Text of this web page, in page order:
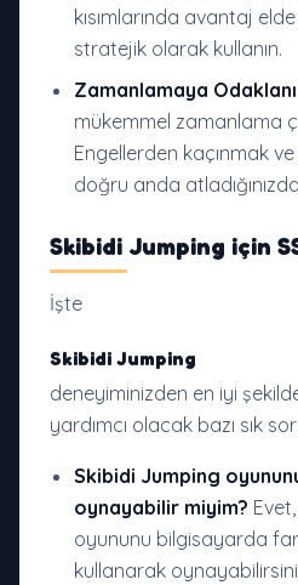
kısımlarında avantaj
stratejik olarak kullanın.
Zamanlamaya
mükemmel zamanlama
Engellerden kaçınmak
doğru anda
Skibidi Jumping için
İşte
Skibidi Jumping
deneyiminizden en iyi
yardımcı olacak bazı sık
Skibidi Jumping
oynayabilir miyim? Evet,
oyununu bilgisayarda
kullanarak